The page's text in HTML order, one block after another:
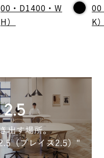
00・D1400・W
H）
00
K